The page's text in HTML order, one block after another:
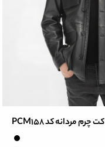
کت چرم مردانه کد PCM158